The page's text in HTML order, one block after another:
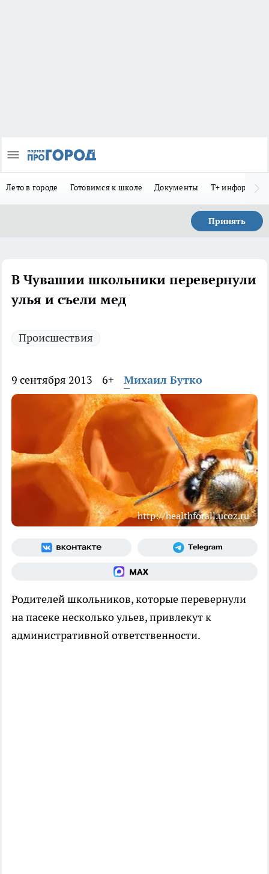
Лето в городе Готовимся к школе Документы Т+
Принять
В Чувашии школьники перевернули
улья и съели мед
Происшествия
9 сентября 2013 6+ Михаил Бутко
http://healthforall.ucoz.ru
Родителей школьников, которые перевернули
на пасеке несколько ульев, привлекут к
административной ответственности.